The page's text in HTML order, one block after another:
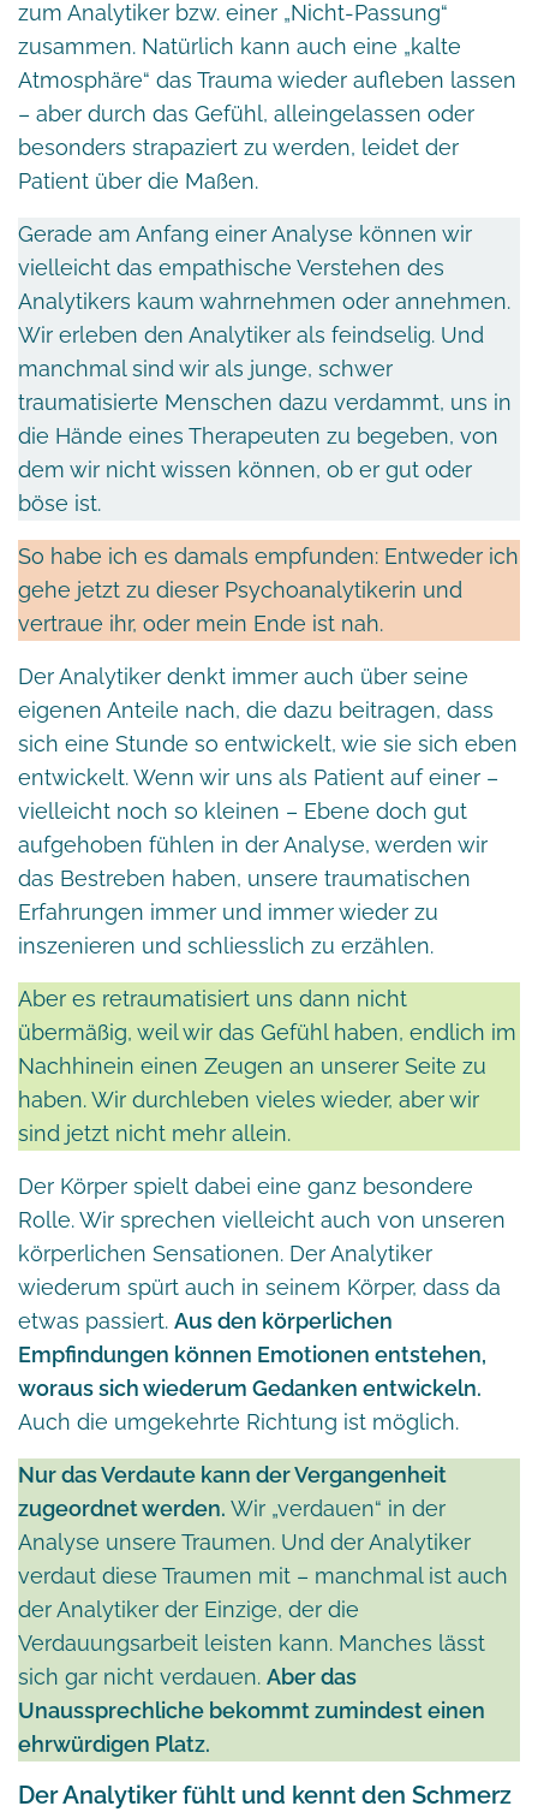
zum Analytiker bzw. einer „Nicht-Passung“
zusammen. Natürlich kann auch eine „kalte
Atmosphäre“ das Trauma wieder aufleben lassen
– aber durch das Gefühl, alleingelassen oder
besonders strapaziert zu werden, leidet der
Patient über die Maßen.
Gerade am Anfang einer Analyse können wir
vielleicht das empathische Verstehen des
Analytikers kaum wahrnehmen oder annehmen.
Wir erleben den Analytiker als feindselig. Und
manchmal sind wir als junge, schwer
traumatisierte Menschen dazu verdammt, uns in
die Hände eines Therapeuten zu begeben, von
dem wir nicht wissen können, ob er gut oder
böse ist.
So habe ich es damals empfunden: Entweder ich
gehe jetzt zu dieser Psychoanalytikerin und
vertraue ihr, oder mein Ende ist nah.
Der Analytiker denkt immer auch über seine
eigenen Anteile nach, die dazu beitragen, dass
sich eine Stunde so entwickelt, wie sie sich eben
entwickelt. Wenn wir uns als Patient auf einer –
vielleicht noch so kleinen – Ebene doch gut
aufgehoben fühlen in der Analyse, werden wir
das Bestreben haben, unsere traumatischen
Erfahrungen immer und immer wieder zu
inszenieren und schliesslich zu erzählen.
Aber es retraumatisiert uns dann nicht
übermäßig, weil wir das Gefühl haben, endlich im
Nachhinein einen Zeugen an unserer Seite zu
haben. Wir durchleben vieles wieder, aber wir
sind jetzt nicht mehr allein.
Der Körper spielt dabei eine ganz besondere
Rolle. Wir sprechen vielleicht auch von unseren
körperlichen Sensationen. Der Analytiker
wiederum spürt auch in seinem Körper, dass da
etwas passiert. Aus den körperlichen
Empfindungen können Emotionen entstehen,
woraus sich wiederum Gedanken entwickeln.
Auch die umgekehrte Richtung ist möglich.
Nur das Verdaute kann der Vergangenheit
zugeordnet werden. Wir „verdauen“ in der
Analyse unsere Traumen. Und der Analytiker
verdaut diese Traumen mit – manchmal ist auch
der Analytiker der Einzige, der die
Verdauungsarbeit leisten kann. Manches lässt
sich gar nicht verdauen. Aber das
Unaussprechliche bekommt zumindest einen
ehrwürdigen Platz.
Der Analytiker fühlt und kennt den Schmerz